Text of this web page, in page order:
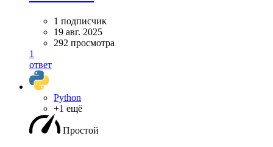
1 подписчик
19 авг. 2025
292 просмотра
1
ответ
Python
+1 ещё
Простой